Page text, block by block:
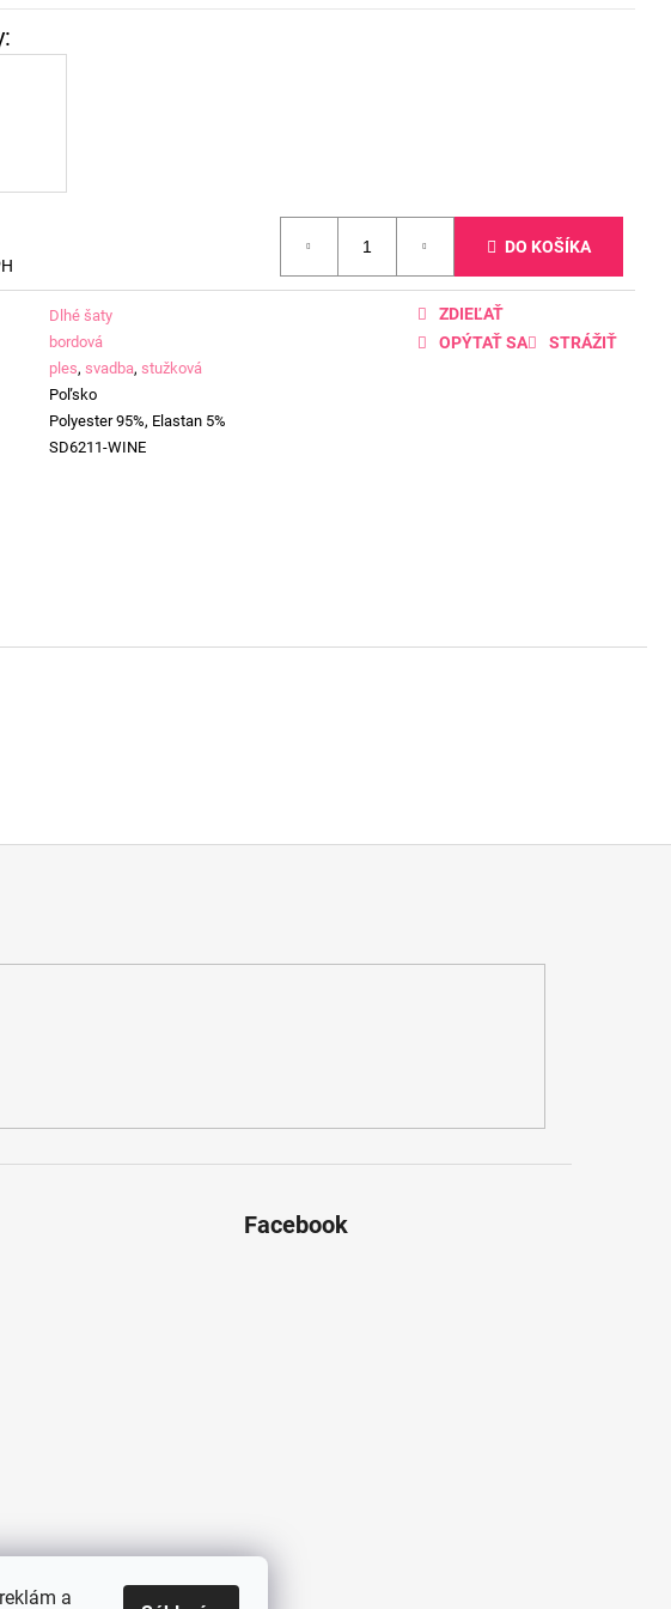
a
DO KOŠÍKA
Dlhé šaty
bordová
ples, svadba, stužková
Poľsko
Polyester 95%, Elastan 5%
SD6211-WINE
OPÝTAŤ SA STRÁŽIŤ
ZDIEĽAŤ
Facebook